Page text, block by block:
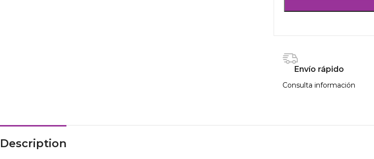
Envío rápido
Consulta información
Description